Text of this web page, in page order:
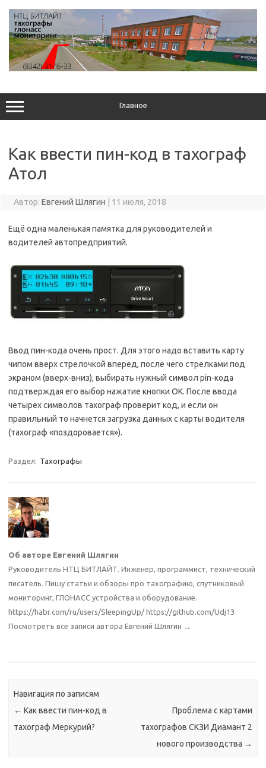
содержимому
Главное
Как ввести пин-код в тахограф
Атол
Автор: Евгений Шлягин 11 июля, 2018
Ещё одна маленькая памятка для руководителей и
водителей автопредприятий.
Ввод пин-кода очень прост. Для этого надо вставить карту
чипом вверх стрелочкой вперед, после чего стрелками под
экраном (вверх-вниз), выбирать нужный символ pin-кода
подтверждая его выбор нажатие кнопки ОК. После ввода
четырех символов тахограф проверит код, и если он
правильный то начнется загрузка данных с карты водителя
(тахограф «поздоровается»).
Раздел: Тахографы
Об авторе Евгений Шлягин
Руководитель НТЦ БИТЛАЙТ. Инженер, программист, технический
писатель. Пишу статьи и обзоры про тахографию, спутниковый
мониторинг, ГЛОНАСС устройства и оборудование.
https://habr.com/ru/users/SleepingUp/ https://github.com/Udj13
Посмотреть все записи автора Евгений Шлягин →
Навигация по записям
← Как ввести пин-код в
тахограф Меркурий?
Проблема с картами
тахографов СКЗИ Диамант 2
нового производства →